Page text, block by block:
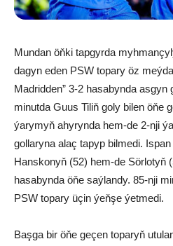
Mundan öňki tapgyrda
dagyn eden PSW topary öz
Madridden” 3-2 hasabynda asgyn
minutda Guus Tiliň goly bilen öňe
ýarymyň ahyrynda hem-de 2-nji
gollaryna alaç tapyp bilmedi.
Hanskonyň (52) hem-de Sörlotyň
hasabynda öňe saýlandy. 85-nji
PSW topary üçin ýeňşe ýetmedi.
Başga bir öňe geçen toparyň